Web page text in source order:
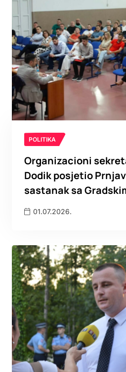
POLITIKA
Organizacioni
Dodik posjetio
sastanak sa
01.07.2026.